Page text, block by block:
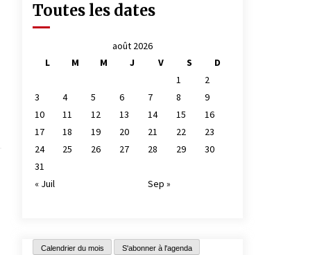
Toutes les dates
août 2026
L
M M J V S
D
1
2
3
4 5 6 7 8
9
10
11 12 13 14 15
16
17
18 19 20 21 22
23
24
25 26 27 28 29
30
31
« Juil
Sep »
Calendrier du mois S'abonner à l'agenda